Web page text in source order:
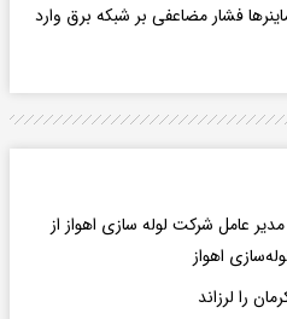
فشار مضاعفی بر شبکه برق وارد
عامل شرکت لوله سازی اهواز از
اهواز